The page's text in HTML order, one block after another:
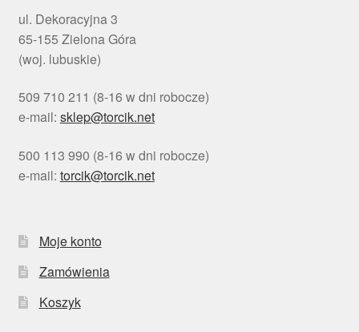
ul. Dekoracyjna 3
65-155 Zielona Góra
(woj. lubuskie)
509 710 211 (8-16 w dni robocze)
e-mail: sklep@torcik.net
500 113 990 (8-16 w dni robocze)
e-mail: torcik@torcik.net
Moje konto
Zamówienia
Koszyk